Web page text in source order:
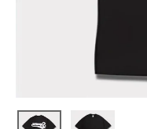
Tシャツ・ロングスリーブ